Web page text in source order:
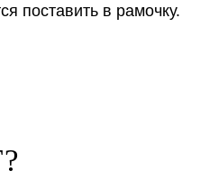
поставить в рамочку.